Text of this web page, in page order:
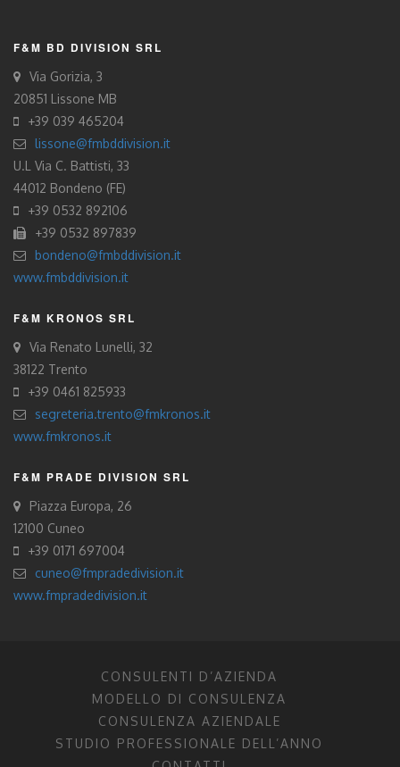
F&M BD DIVISION SRL
Via Gorizia, 3
20851 Lissone MB
+39 039 465204
lissone@fmbddivision.it
U.L Via C. Battisti, 33
44012 Bondeno (FE)
+39 0532 892106
+39 0532 897839
bondeno@fmbddivision.it
www.fmbddivision.it
F&M KRONOS SRL
Via Renato Lunelli, 32
38122 Trento
+39 0461 825933
segreteria.trento@fmkronos.it
www.fmkronos.it
F&M PRADE DIVISION SRL
Piazza Europa, 26
12100 Cuneo
+39 0171 697004
cuneo@fmpradedivision.it
www.fmpradedivision.it
CONSULENTI D’AZIENDA
MODELLO DI CONSULENZA
CONSULENZA AZIENDALE
STUDIO PROFESSIONALE DELL’ANNO